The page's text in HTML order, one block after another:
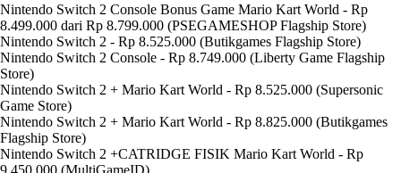
Nintendo Switch 2 Console Bonus Game Mario Kart World - Rp
8.499.000 dari Rp 8.799.000 (PSEGAMESHOP Flagship Store)
Nintendo Switch 2 - Rp 8.525.000 (Butikgames Flagship Store)
Nintendo Switch 2 Console - Rp 8.749.000 (Liberty Game Flagship
Store)
Nintendo Switch 2 + Mario Kart World - Rp 8.525.000 (Supersonic
Game Store)
Nintendo Switch 2 + Mario Kart World - Rp 8.825.000 (Butikgames
Flagship Store)
Nintendo Switch 2 +CATRIDGE FISIK Mario Kart World - Rp
9.450.000 (MultiGameID)